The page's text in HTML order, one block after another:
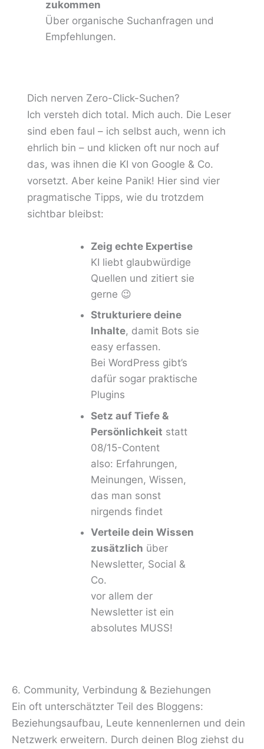
zukommen
Über organische Suchanfragen und
Empfehlungen.
Dich nerven Zero-Click-Suchen?
Ich versteh dich total. Mich auch. Die Leser
sind eben faul – ich selbst auch, wenn ich
ehrlich bin – und klicken oft nur noch auf
das, was ihnen die KI von Google & Co.
vorsetzt. Aber keine Panik! Hier sind vier
pragmatische Tipps, wie du trotzdem
sichtbar bleibst:
Zeig echte Expertise
KI liebt glaubwürdige
Quellen und zitiert sie
gerne 😉
Strukturiere deine
Inhalte, damit Bots sie
easy erfassen.
Bei WordPress gibt’s
dafür sogar praktische
Plugins
Setz auf Tiefe &
Persönlichkeit statt
08/15-Content
also: Erfahrungen,
Meinungen, Wissen,
das man sonst
nirgends findet
Verteile dein Wissen
zusätzlich über
Newsletter, Social &
Co.
vor allem der
Newsletter ist ein
absolutes MUSS!
6. Community, Verbindung & Beziehungen
Ein oft unterschätzter Teil des Bloggens:
Beziehungsaufbau, Leute kennenlernen und dein
Netzwerk erweitern. Durch deinen Blog ziehst du